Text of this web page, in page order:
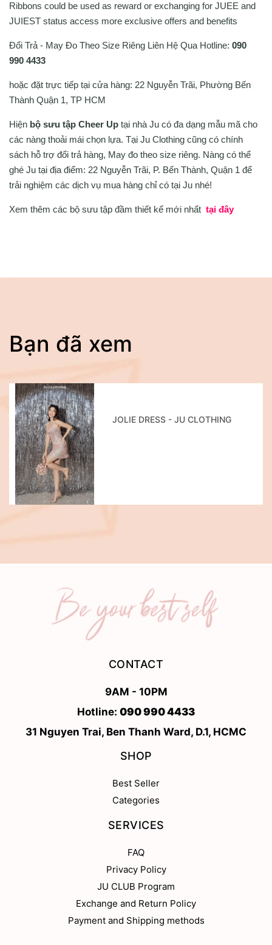
Ribbons could be used as reward or exchanging for JUEE and
JUIEST status access more exclusive offers and benefits
Đổi Trả - May Đo Theo Size Riêng Liên Hệ Qua Hotline: 090
990 4433
hoặc đặt trực tiếp tại cửa hàng: 22 Nguyễn Trãi, Phường Bến
Thành Quận 1, TP HCM
Hiện bộ sưu tập Cheer Up tại nhà Ju có đa dạng mẫu mã cho
các nàng thoải mái chọn lựa. Tại Ju Clothing cũng có chính
sách hỗ trợ đổi trả hàng, May đo theo size riêng. Nàng có thể
ghé Ju tại địa điểm: 22 Nguyễn Trãi, P. Bến Thành, Quận 1 để
trải nghiệm các dịch vụ mua hàng chỉ có tại Ju nhé!
Xem thêm các bộ sưu tập đầm thiết kế mới nhất tại đây
Bạn đã xem
JOLIE DRESS - JU CLOTHING
CONTACT
9AM - 10PM
Hotline: 090 990 4433
31 Nguyen Trai, Ben Thanh Ward, D.1, HCMC
SHOP
Best Seller
Categories
SERVICES
FAQ
Privacy Policy
JU CLUB Program
Exchange and Return Policy
Payment and Shipping methods